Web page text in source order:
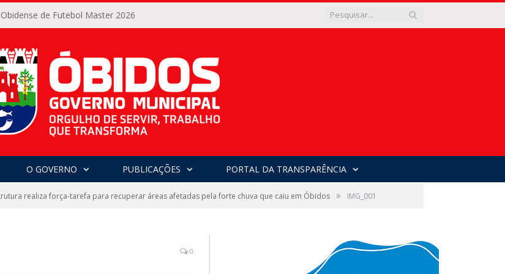
de Futebol Master 2026
O GOVERNO PUBLICAÇÕES PORTAL DA TRANSPARÊNCIA
realiza força-tarefa para recuperar áreas afetadas pela forte chuva que caiu em Óbidos » IMG_001
0